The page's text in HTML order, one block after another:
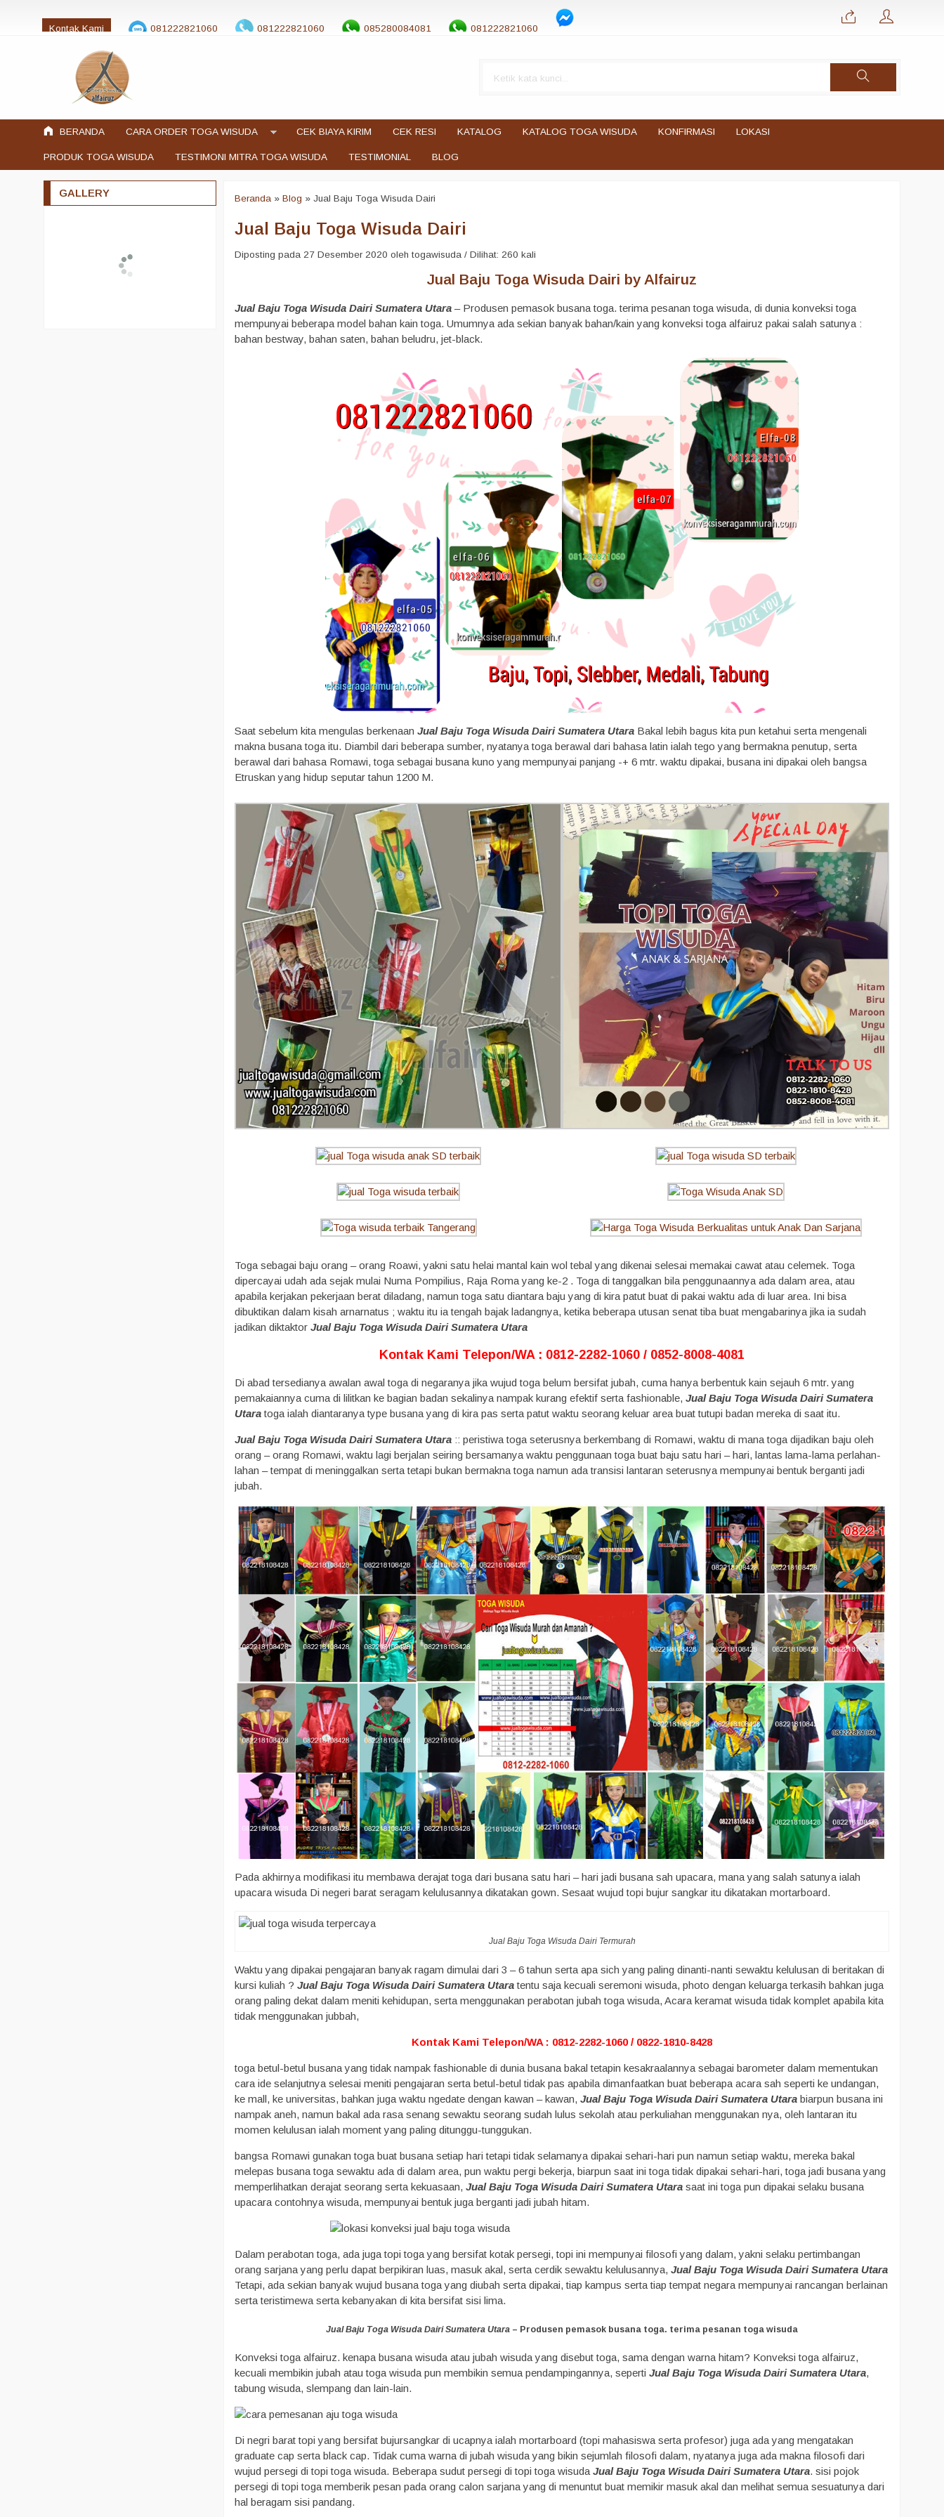
Kontak Kami 081222821060 081222821060 085280084081 081222821060
jualtogawisuda@gmail.com
BERANDA CARA ORDER TOGA WISUDA CEK BIAYA KIRIM CEK RESI KATALOG KATALOG TOGA WISUDA KONFIRMASI LOKASI
PRODUK TOGA WISUDA TESTIMONI MITRA TOGA WISUDA TESTIMONIAL BLOG
Beranda »Blog »Jual Baju Toga Wisuda Dairi
Jual Baju Toga Wisuda Dairi
Diposting pada 27 Desember 2020 oleh togawisuda / Dilihat: 260 kali
Jual Baju Toga Wisuda Dairi by Alfairuz
Jual Baju Toga Wisuda Dairi Sumatera Utara – Produsen pemasok busana toga. terima pesanan toga wisuda, di dunia konveksi toga
mempunyai beberapa model bahan kain toga. Umumnya ada sekian banyak bahan/kain yang konveksi toga alfairuz pakai salah satunya :
bahan bestway, bahan saten, bahan beludru, jet-black.
Saat sebelum kita mengulas berkenaanJual Baju Toga Wisuda Dairi Sumatera Utara Bakal lebih bagus kita pun ketahui serta mengenali
makna busana toga itu. Diambil dari beberapa sumber, nyatanya toga berawal dari bahasa latin ialah tego yang bermakna penutup, serta
berawal dari bahasa Romawi, toga sebagai busana kuno yang mempunyai panjang -+ 6 mtr. waktu dipakai, busana ini dipakai oleh bangsa
Etruskan yang hidup seputar tahun 1200 M.
Toga sebagai baju orang – orang Roawi, yakni satu helai mantal kain wol tebal yang dikenai selesai memakai cawat atau celemek. Toga
dipercayai udah ada sejak mulai Numa Pompilius, Raja Roma yang ke-2 . Toga di tanggalkan bila penggunaannya ada dalam area, atau
apabila kerjakan pekerjaan berat diladang, namun toga satu diantara baju yang di kira patut buat di pakai waktu ada di luar area. Ini bisa
dibuktikan dalam kisah arnarnatus ; waktu itu ia tengah bajak ladangnya, ketika beberapa utusan senat tiba buat mengabarinya jika ia sudah
jadikan diktaktorJual Baju Toga Wisuda Dairi Sumatera Utara
Kontak Kami Telepon/WA : 0812-2282-1060 / 0852-8008-4081
Di abad tersedianya awalan awal toga di negaranya jika wujud toga belum bersifat jubah, cuma hanya berbentuk kain sejauh 6 mtr. yang
pemakaiannya cuma di lilitkan ke bagian badan sekalinya nampak kurang efektif serta fashionable,Jual Baju Toga Wisuda Dairi Sumatera
Utaratoga ialah diantaranya type busana yang di kira pas serta patut waktu seorang keluar area buat tutupi badan mereka di saat itu.
Jual Baju Toga Wisuda Dairi Sumatera Utara :: peristiwa toga seterusnya berkembang di Romawi, waktu di mana toga dijadikan baju oleh
orang – orang Romawi, waktu lagi berjalan seiring bersamanya waktu penggunaan toga buat baju satu hari – hari, lantas lama-lama perlahan-
lahan – tempat di meninggalkan serta tetapi bukan bermakna toga namun ada transisi lantaran seterusnya mempunyai bentuk berganti jadi
jubah.
Pada akhirnya modifikasi itu membawa derajat toga dari busana satu hari – hari jadi busana sah upacara, mana yang salah satunya ialah
upacara wisuda Di negeri barat seragam kelulusannya dikatakan gown. Sesaat wujud topi bujur sangkar itu dikatakan mortarboard.
Jual Baju Toga Wisuda Dairi Termurah
Waktu yang dipakai pengajaran banyak ragam dimulai dari 3 – 6 tahun serta apa sich yang paling dinanti-nanti sewaktu kelulusan di beritakan di
kursi kuliah ?Jual Baju Toga Wisuda Dairi Sumatera Utaratentu saja kecuali seremoni wisuda, photo dengan keluarga terkasih bahkan juga
orang paling dekat dalam meniti kehidupan, serta menggunakan perabotan jubah toga wisuda, Acara keramat wisuda tidak komplet apabila kita
tidak menggunakan jubbah,
Kontak Kami Telepon/WA : 0812-2282-1060 / 0822-1810-8428
toga betul-betul busana yang tidak nampak fashionable di dunia busana bakal tetapin kesakraalannya sebagai barometer dalam mementukan
cara ide selanjutnya selesai meniti pengajaran serta betul-betul tidak pas apabila dimanfaatkan buat beberapa acara sah seperti ke undangan,
ke mall, ke universitas, bahkan juga waktu ngedate dengan kawan – kawan,Jual Baju Toga Wisuda Dairi Sumatera Utara biarpun busana ini
nampak aneh, namun bakal ada rasa senang sewaktu seorang sudah lulus sekolah atau perkuliahan menggunakan nya, oleh lantaran itu
momen kelulusan ialah moment yang paling ditunggu-tunggukan.
bangsa Romawi gunakan toga buat busana setiap hari tetapi tidak selamanya dipakai sehari-hari pun namun setiap waktu, mereka bakal
melepas busana toga sewaktu ada di dalam area, pun waktu pergi bekerja, biarpun saat ini toga tidak dipakai sehari-hari, toga jadi busana yang
memperlihatkan derajat seorang serta kekuasaan,Jual Baju Toga Wisuda Dairi Sumatera Utara saat ini toga pun dipakai selaku busana
upacara contohnya wisuda, mempunyai bentuk juga berganti jadi jubah hitam.
Dalam perabotan toga, ada juga topi toga yang bersifat kotak persegi, topi ini mempunyai filosofi yang dalam, yakni selaku pertimbangan
orang sarjana yang perlu dapat berpikiran luas, masuk akal, serta cerdik sewaktu kelulusannya,Jual Baju Toga Wisuda Dairi Sumatera Utara
Tetapi, ada sekian banyak wujud busana toga yang diubah serta dipakai, tiap kampus serta tiap tempat negara mempunyai rancangan berlainan
serta teristimewa serta kebanyakan di kita bersifat sisi lima.
Jual Baju Toga Wisuda Dairi Sumatera Utara – Produsen pemasok busana toga. terima pesanan toga wisuda
Konveksi toga alfairuz. kenapa busana wisuda atau jubah wisuda yang disebut toga, sama dengan warna hitam? Konveksi toga alfairuz,
kecuali membikin jubah atau toga wisuda pun membikin semua pendampingannya, sepertiJual Baju Toga Wisuda Dairi Sumatera Utara,
tabung wisuda, slempang dan lain-lain.
Di negri barat topi yang bersifat bujursangkar di ucapnya ialah mortarboard (topi mahasiswa serta profesor) juga ada yang mengatakan
graduate cap serta black cap. Tidak cuma warna di jubah wisuda yang bikin sejumlah filosofi dalam, nyatanya juga ada makna filosofi dari
wujud persegi di topi toga wisuda. Beberapa sudut persegi di topi toga wisudaJual Baju Toga Wisuda Dairi Sumatera Utara. sisi pojok
persegi di topi toga memberik pesan pada orang calon sarjana yang di menuntut buat memikir masuk akal dan melihat semua sesuatunya dari
hal beragam sisi pandang.
GALLERY